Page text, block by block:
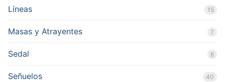
Líneas 15
Masas y Atrayentes 7
Sedal 6
Señuelos 40